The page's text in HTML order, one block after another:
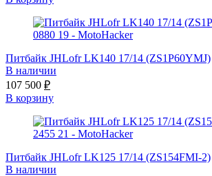
Питбайк JHLofr LK140 17/14 (ZS1P60YMJ)
В наличии
107 500 ₽
В корзину
Питбайк JHLofr LK125 17/14 (ZS154FMI-2)
В наличии